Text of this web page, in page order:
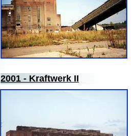
2001 - Kraftwerk II